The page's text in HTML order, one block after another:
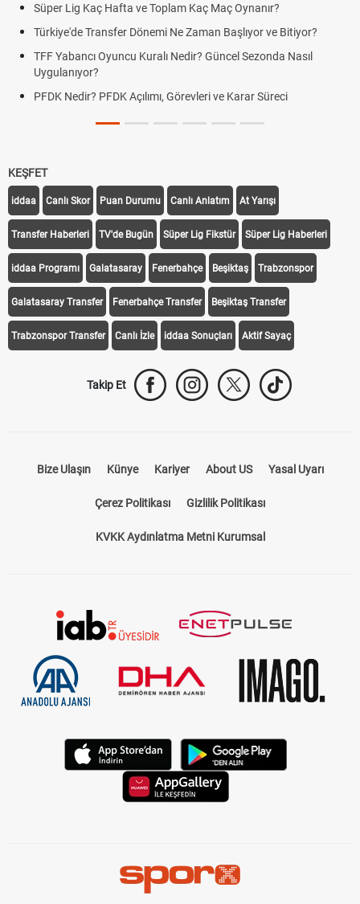
Süper Lig Kaç Hafta ve Toplam Kaç Maç Oynanır?
Türkiye'de Transfer Dönemi Ne Zaman Başlıyor ve Bitiyor?
TFF Yabancı Oyuncu Kuralı Nedir? Güncel Sezonda Nasıl
Uygulanıyor?
PFDK Nedir? PFDK Açılımı, Görevleri ve Karar Süreci
KEŞFET
iddaa Canlı Skor Puan Durumu Canlı Anlatım At Yarışı
Transfer Haberleri TV'de Bugün Süper Lig Fikstür Süper Lig Haberleri
iddaa Programı Galatasaray Fenerbahçe Beşiktaş Trabzonspor
Galatasaray Transfer Fenerbahçe Transfer Beşiktaş Transfer
Trabzonspor Transfer Canlı İzle iddaa Sonuçları Aktif Sayaç
Takip Et
Bize Ulaşın Künye Kariyer About US Yasal Uyarı
Çerez Politikası Gizlilik Politikası
KVKK Aydınlatma Metni Kurumsal